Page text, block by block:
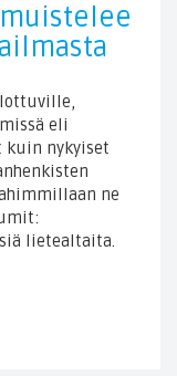
eli
kuin nykyiset
ne
lietealtaita.